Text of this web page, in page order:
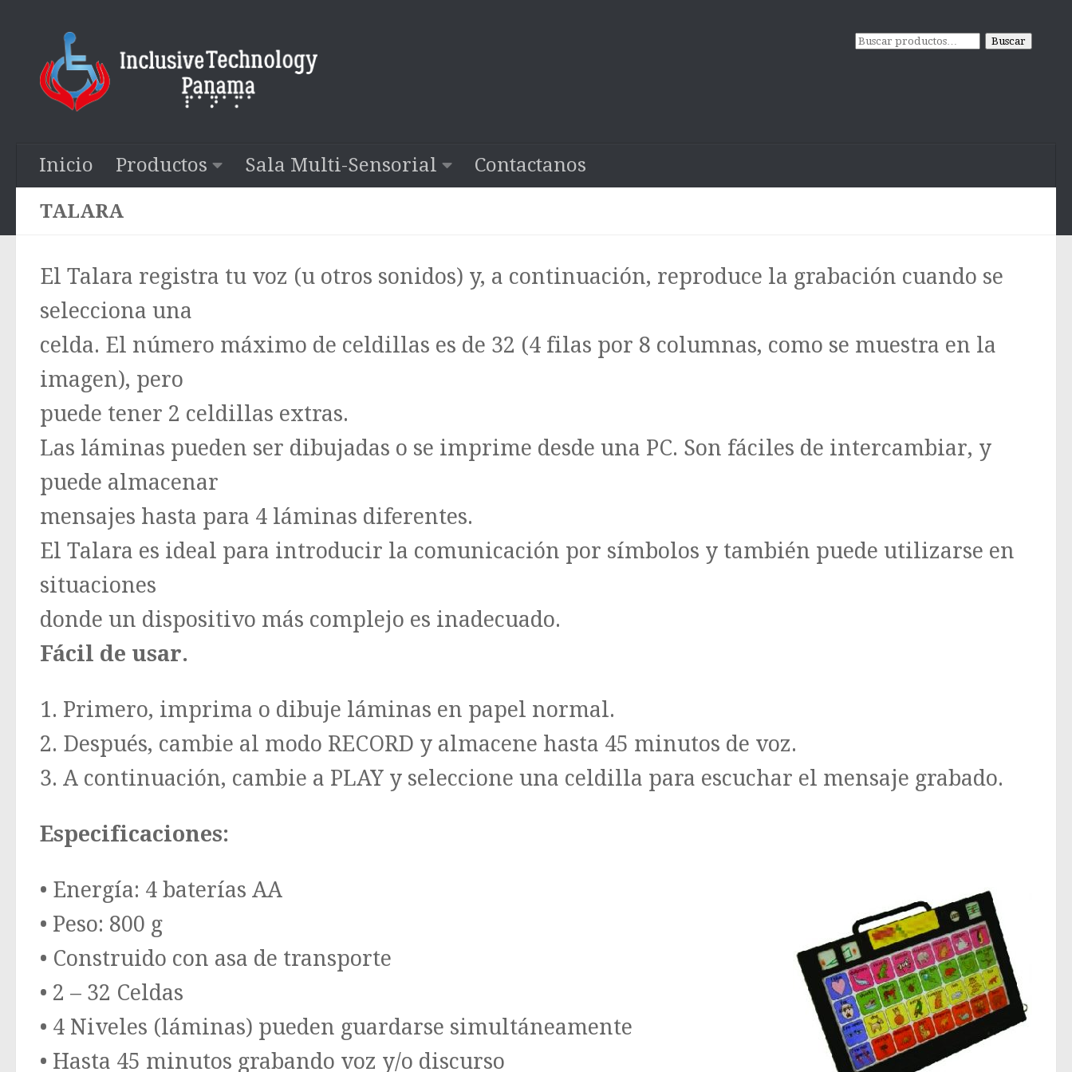
Saltar al contenido
Buscar
Buscar
Inicio Productos Sala Multi-Sensorial Contactanos
TALARA
El Talara registra tu voz (u otros sonidos) y, a continuación, reproduce la grabación cuando se
selecciona una
celda. El número máximo de celdillas es de 32 (4 filas por 8 columnas, como se muestra en la
imagen), pero
puede tener 2 celdillas extras.
Las láminas pueden ser dibujadas o se imprime desde una PC. Son fáciles de intercambiar, y
puede almacenar
mensajes hasta para 4 láminas diferentes.
El Talara es ideal para introducir la comunicación por símbolos y también puede utilizarse en
situaciones
donde un dispositivo más complejo es inadecuado.
Fácil de usar.
1. Primero, imprima o dibuje láminas en papel normal.
2. Después, cambie al modo RECORD y almacene hasta 45 minutos de voz.
3. A continuación, cambie a PLAY y seleccione una celdilla para escuchar el mensaje grabado.
Especificaciones:
• Energía: 4 baterías AA
• Peso: 800 g
• Construido con asa de transporte
• 2 – 32 Celdas
• 4 Niveles (láminas) pueden guardarse simultáneamente
• Hasta 45 minutos grabando voz y/o discurso